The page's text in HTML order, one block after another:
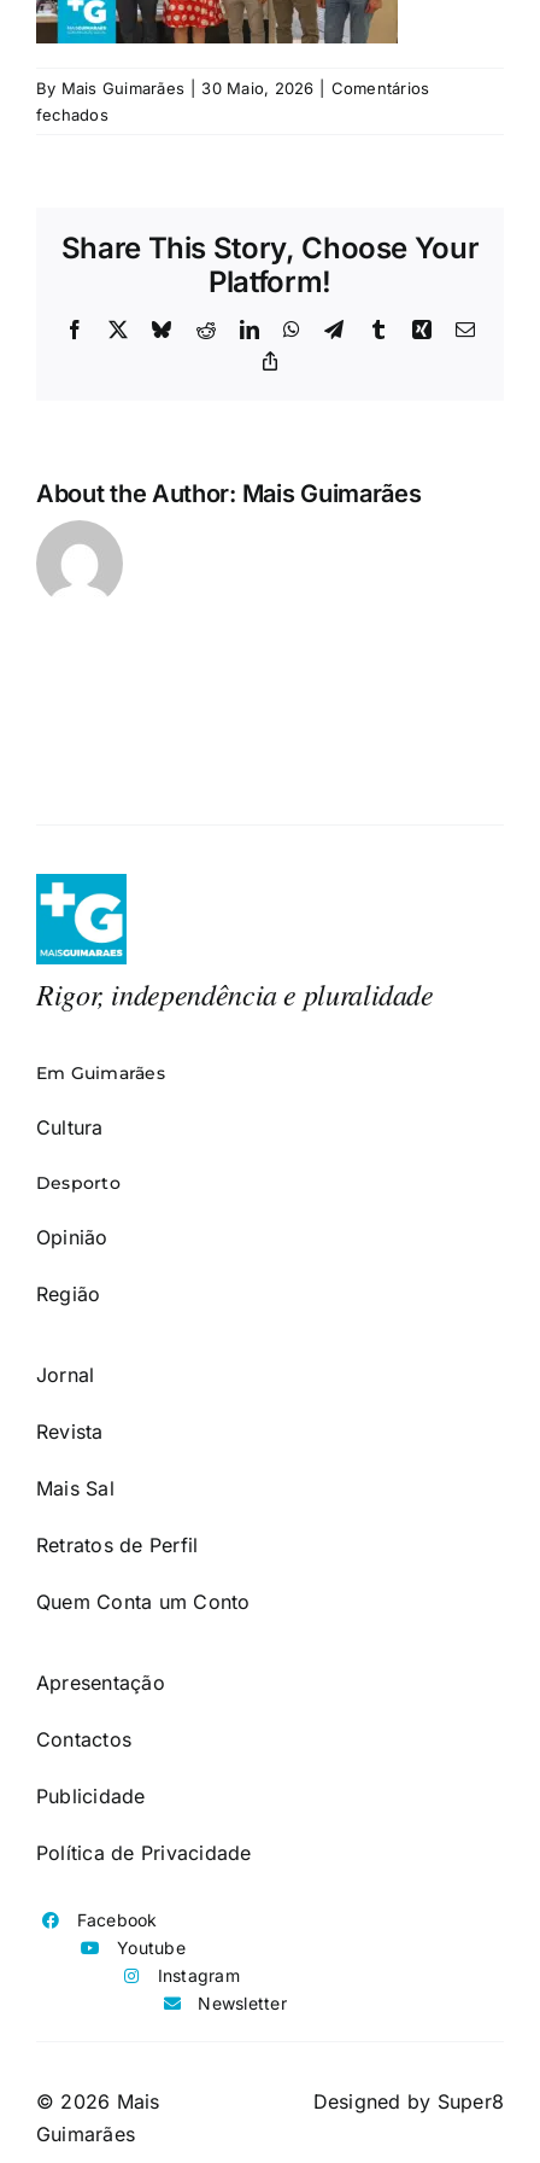
Rubricas
Jornal
By Mais Guimarães 30 Maio, 2026
Comentários
fechadosem
Share This Story, Choose Your
Platform!
Facebook BlueskyRedditLinkedInWhatsApp
TelegramTumblrXing Email
About the Author: Mais Guimarães
Rigor, independência e pluralidade
Em Guimarães
Cultura
Desporto
Opinião
Região
Jornal
Revista
Mais Sal
Retratos de Perfil
Quem Conta um Conto
Apresentação
Contactos
Publicidade
Política de Privacidade
Facebook
Youtube
Instagram
Newsletter
© 2026 Mais
Guimarães
Designed by Super8